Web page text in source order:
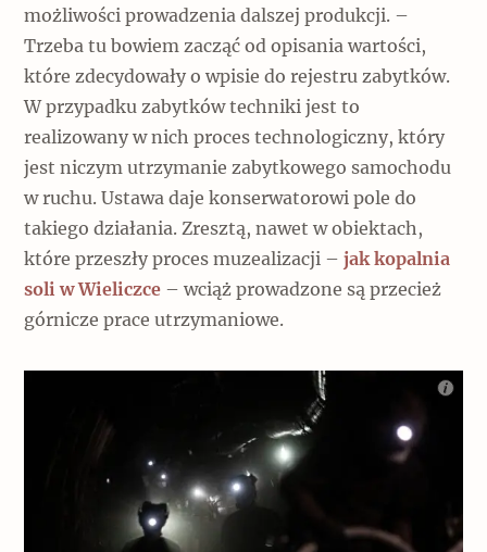
możliwości prowadzenia dalszej produkcji. –
Trzeba tu bowiem zacząć od opisania wartości,
które zdecydowały o wpisie do rejestru zabytków.
W przypadku zabytków techniki jest to
realizowany w nich proces technologiczny, który
jest niczym utrzymanie zabytkowego samochodu
w ruchu. Ustawa daje konserwatorowi pole do
takiego działania. Zresztą, nawet w obiektach,
które przeszły proces muzealizacji –jak kopalnia
soli w Wieliczce – wciąż prowadzone są przecież
górnicze prace utrzymaniowe.